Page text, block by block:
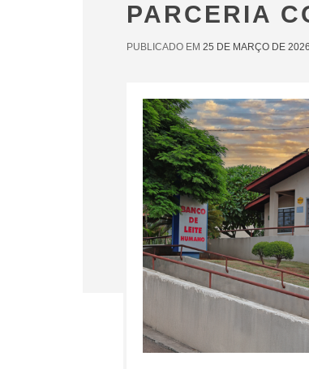
PARCERIA
PUBLICADO EM 25 DE MARÇO DE 2026